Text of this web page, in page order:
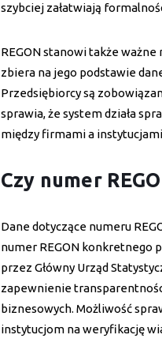
szybciej załatwiają
REGON stanowi także
zbiera na jego podstawie
Przedsiębiorcy są
sprawia, że system działa
między firmami a
Czy numer
Dane dotyczące numeru
numer REGON konkretnego
przez Główny Urząd
zapewnienie
biznesowych. Możliwość
instytucjom na weryfikację